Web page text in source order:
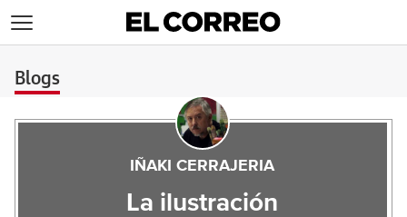
Blogs
IÑAKI CERRAJERIA
La ilustración